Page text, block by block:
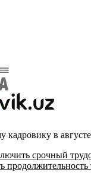
кадровику в
срочный
продолжительность